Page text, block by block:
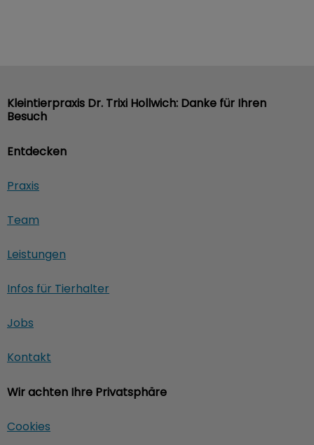
Entdecken
Praxis
Team
Leistungen
Infos für Tierhalter
Jobs
Kontakt
Wir achten Ihre Privatsphäre
Cookies
Kleintierpraxis Dr. Trixi Hollwich: Danke für Ihren
Besuch